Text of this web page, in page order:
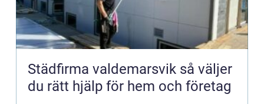
Städfirma valdemarsvik så väljer
du rätt hjälp för hem och företag